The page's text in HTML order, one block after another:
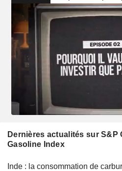
Dernières actualités sur S&P
Gasoline Index
Inde : la consommation de